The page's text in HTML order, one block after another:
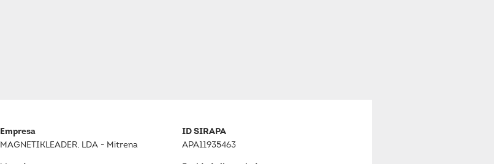
Empresa
MAGNETIKLEADER, LDA - Mitrena
ID SIRAPA
APA11935463